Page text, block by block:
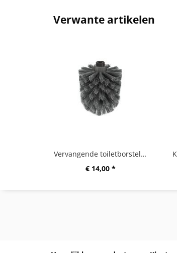
Verwante artikelen
Vervangende toiletborstelkop A
€ 14,00 *